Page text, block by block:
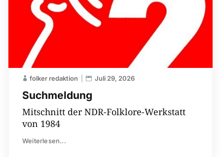
Suchmeldung
folker redaktion Juli 29, 2026
Mitschnitt der NDR-Folklore-Werkstatt
von 1984
Weiterlesen...